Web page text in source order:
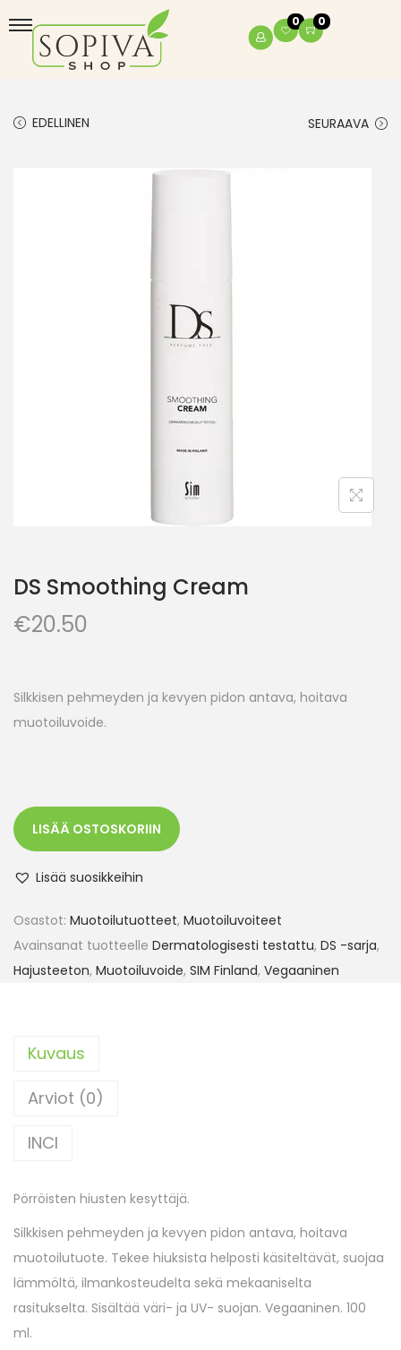
0 0
EDELLINEN SEURAAVA
DS Smoothing Cream
€20.50
Silkkisen pehmeyden ja kevyen pidon antava, hoitava
muotoiluvoide.
LISÄÄ OSTOSKORIIN
Lisää suosikkeihin
Osastot: Muotoilutuotteet, Muotoiluvoiteet
Avainsanat tuotteelle Dermatologisesti testattu, DS -sarja,
Hajusteeton, Muotoiluvoide, SIM Finland, Vegaaninen
Kuvaus
Arviot (0)
INCI
Pörröisten hiusten kesyttäjä.
Silkkisen pehmeyden ja kevyen pidon antava, hoitava
muotoilutuote. Tekee hiuksista helposti käsiteltävät, suojaa
lämmöltä, ilmankosteudelta sekä mekaaniselta
rasitukselta. Sisältää väri- ja UV- suojan. Vegaaninen. 100
ml.